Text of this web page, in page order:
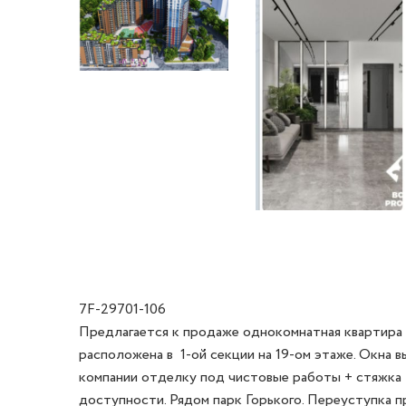
7F-29701-106
Предлагается к продаже однокомнатная
расположена в  1-ой секции на 19-ом этаже. Окна
компании отделку под чистовые работы + стяжка
доступности. Рядом парк Горького. Переуступка